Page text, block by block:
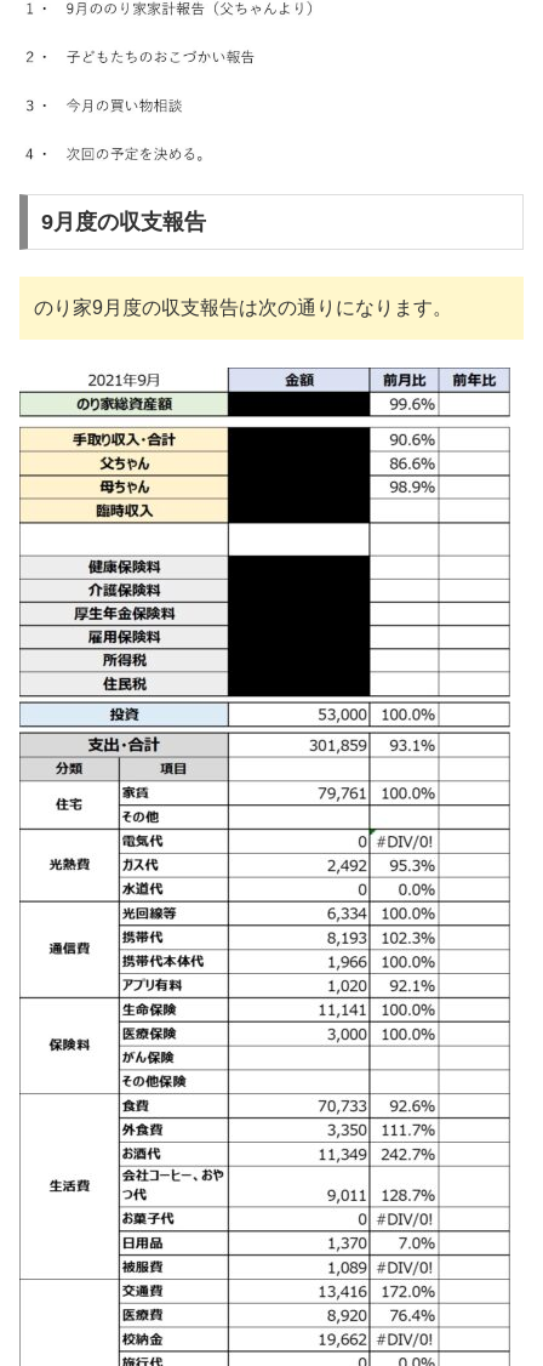
9月度の収支報告
のり家9月度の収支報告は次の通りになります。